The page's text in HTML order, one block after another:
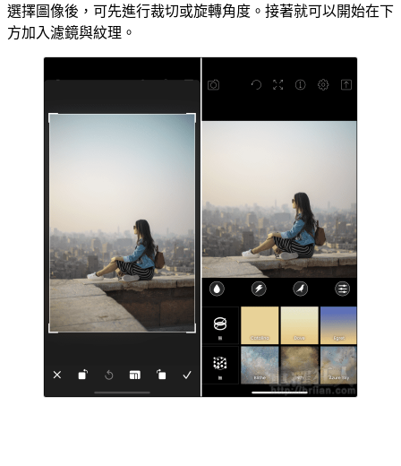
選擇圖像後，可先進行裁切或旋轉角度。接著就可以開始在下
方加入濾鏡與紋理。